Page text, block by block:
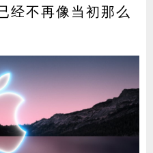
注册
经不再像当初那么